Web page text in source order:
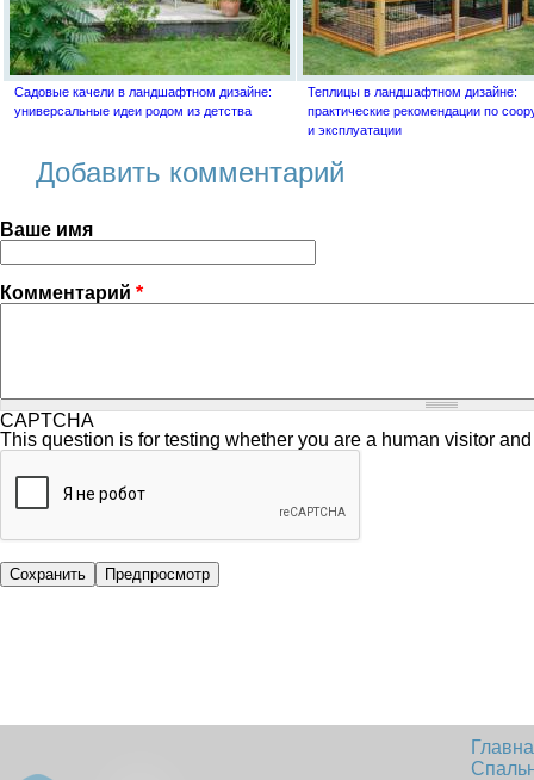
Теплицы в ландшафтном дизайне:
практические рекомендации по
и эксплуатации
Садовые качели в ландшафтном дизайне:
универсальные идеи родом из детства
Добавить комментарий
Ваше имя
Комментарий *
CAPTCHA
This question is for testing whether you are a human visitor